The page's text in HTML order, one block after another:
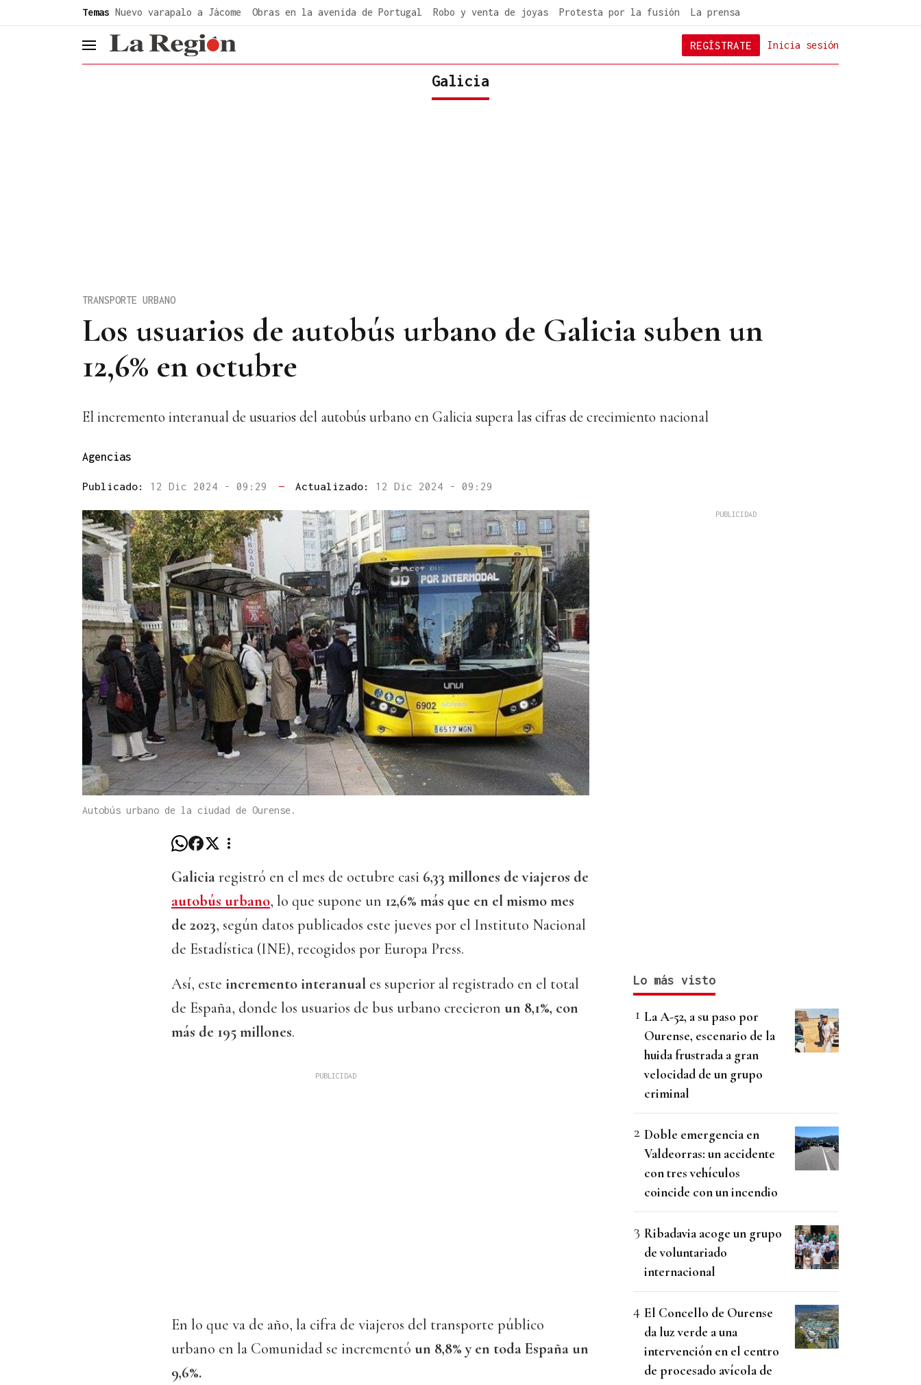
Temas Nuevo varapalo a Jácome Obras en la avenida de Portugal Robo y venta de joyas Protesta por la fusión La prensa
header.menu.open Inicia sesión
REGÍSTRATE
Galicia
Los usuarios de autobús urbano de Galicia suben un
12,6% en octubre
TRANSPORTE URBANO
El incremento interanual de usuarios del autobús urbano en Galicia supera las cifras de crecimiento nacional
Agencias
Publicado: 12 Dic 2024 - 09:29 — Actualizado: 12 Dic 2024 - 09:29
Autobús urbano de la ciudad de Ourense.
Galiciaregistró en el mes de octubre casi 6,33 millones de viajeros de
autobús urbano, lo que supone un 12,6% más que en el mismo mes
de 2023, según datos publicados este jueves por el Instituto Nacional
de Estadística (INE), recogidos por Europa Press.
Así, este incremento interanual es superior al registrado en el total
de España, donde los usuarios de bus urbano crecieron un 8,1%, con
más de 195 millones.
En lo que va de año, la cifra de viajeros del transporte público
urbano en la Comunidad se incrementó un 8,8% y en toda España un
9,6%.
Lo más visto
La A-52, a su paso por
Ourense, escenario de la
huida frustrada a gran
velocidad de un grupo
criminal
Doble emergencia en
Valdeorras: un accidente
con tres vehículos
coincide con un incendio
Ribadavia acoge un grupo
de voluntariado
internacional
El Concello de Ourense
da luz verde a una
intervención en el centro
de procesado avícola de